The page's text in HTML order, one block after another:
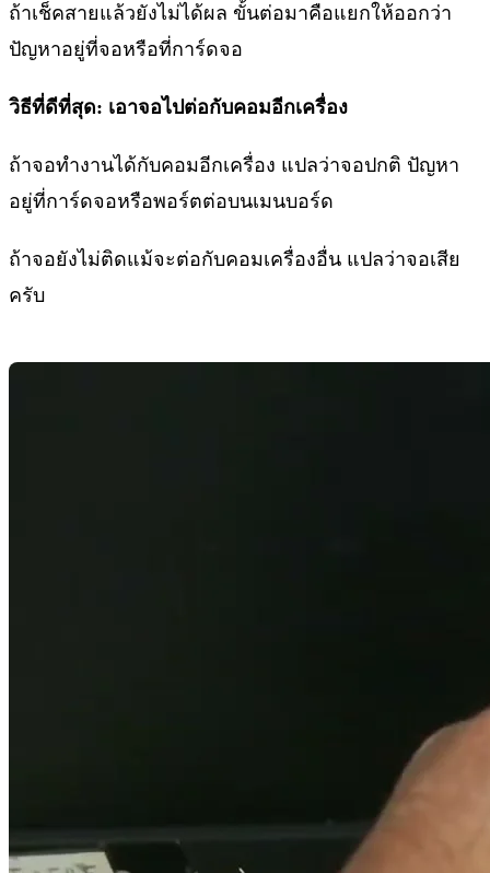
ถ้าเช็คสายแล้วยังไม่ได้ผล ขั้นต่อมาคือแยกให้ออกว่า
ปัญหาอยู่ที่จอหรือที่การ์ดจอ
วิธีที่ดีที่สุด: เอาจอไปต่อกับคอมอีกเครื่อง
ถ้าจอทำงานได้กับคอมอีกเครื่อง แปลว่าจอปกติ ปัญหา
อยู่ที่การ์ดจอหรือพอร์ตต่อบนเมนบอร์ด
ถ้าจอยังไม่ติดแม้จะต่อกับคอมเครื่องอื่น แปลว่าจอเสีย
ครับ